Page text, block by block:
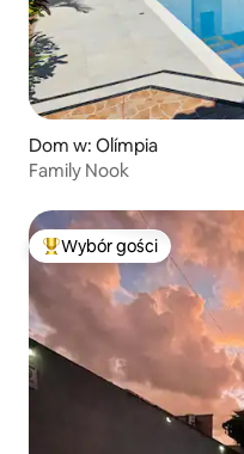
Dom w: Olímpia
Family Nook
Najpopularniejsze z
Wybór gości